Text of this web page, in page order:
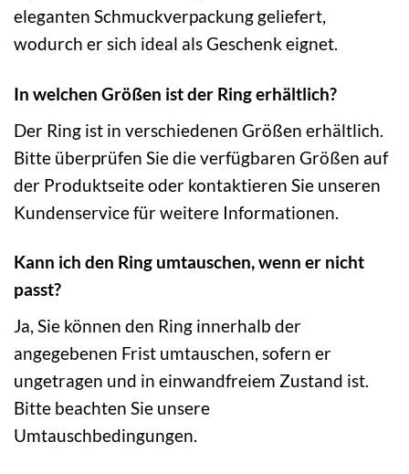
eleganten Schmuckverpackung geliefert,
wodurch er sich ideal als Geschenk eignet.
In welchen Größen ist der Ring erhältlich?
Der Ring ist in verschiedenen Größen erhältlich.
Bitte überprüfen Sie die verfügbaren Größen auf
der Produktseite oder kontaktieren Sie unseren
Kundenservice für weitere Informationen.
Kann ich den Ring umtauschen, wenn er nicht
passt?
Ja, Sie können den Ring innerhalb der
angegebenen Frist umtauschen, sofern er
ungetragen und in einwandfreiem Zustand ist.
Bitte beachten Sie unsere
Umtauschbedingungen.